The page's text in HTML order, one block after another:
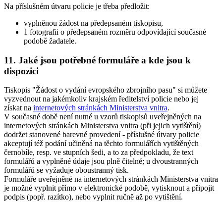
Na příslušném útvaru policie je třeba předložit:
vyplněnou žádost na předepsaném tiskopisu,
1 fotografii o předepsaném rozměru odpovídající současné
podobě žadatele.
11. Jaké jsou potřebné formuláře a kde jsou k
dispozici
Tiskopis "Žádost o vydání evropského zbrojního pasu" si můžete
vyzvednout na jakémkoliv krajském ředitelství policie nebo jej
získat na internetových stránkách Ministerstva vnitra.
V současné době není nutné u vzorů tiskopisů uveřejněných na
internetových stránkách Ministerstva vnitra (při jejich vytištění)
dodržet stanovené barevné provedení - příslušné útvary policie
akceptují též podání učiněná na těchto formulářích vytištěných
černobíle, resp. ve stupních šedi, a to za předpokladu, že text
formulářů a vyplněné údaje jsou plně čitelné; u dvoustranných
formulářů se vyžaduje oboustranný tisk.
Formuláře uveřejněné na internetových stránkách Ministerstva vnitra
je možné vyplnit přímo v elektronické podobě, vytisknout a připojit
podpis (popř. razítko), nebo vyplnit ručně až po vytištění.